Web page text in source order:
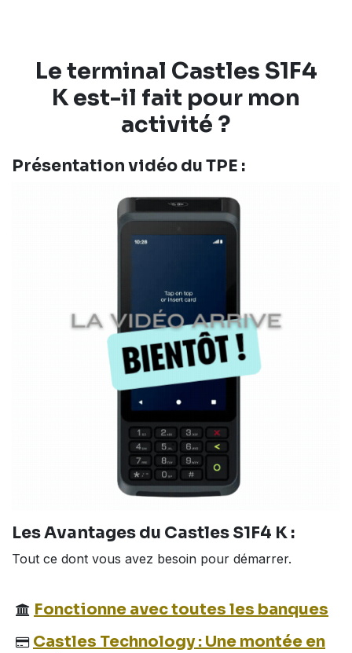
Le terminal Castles S1F4
Kest-il fait pour mon
activité ?
Présentation vidéodu TPE :
LesAvantagesdu Castles S1F4 K :
Tout ce dont vous avez besoin pour démarrer.
Fonctionne avec toutes les banques
Castles Technology : Une montée en